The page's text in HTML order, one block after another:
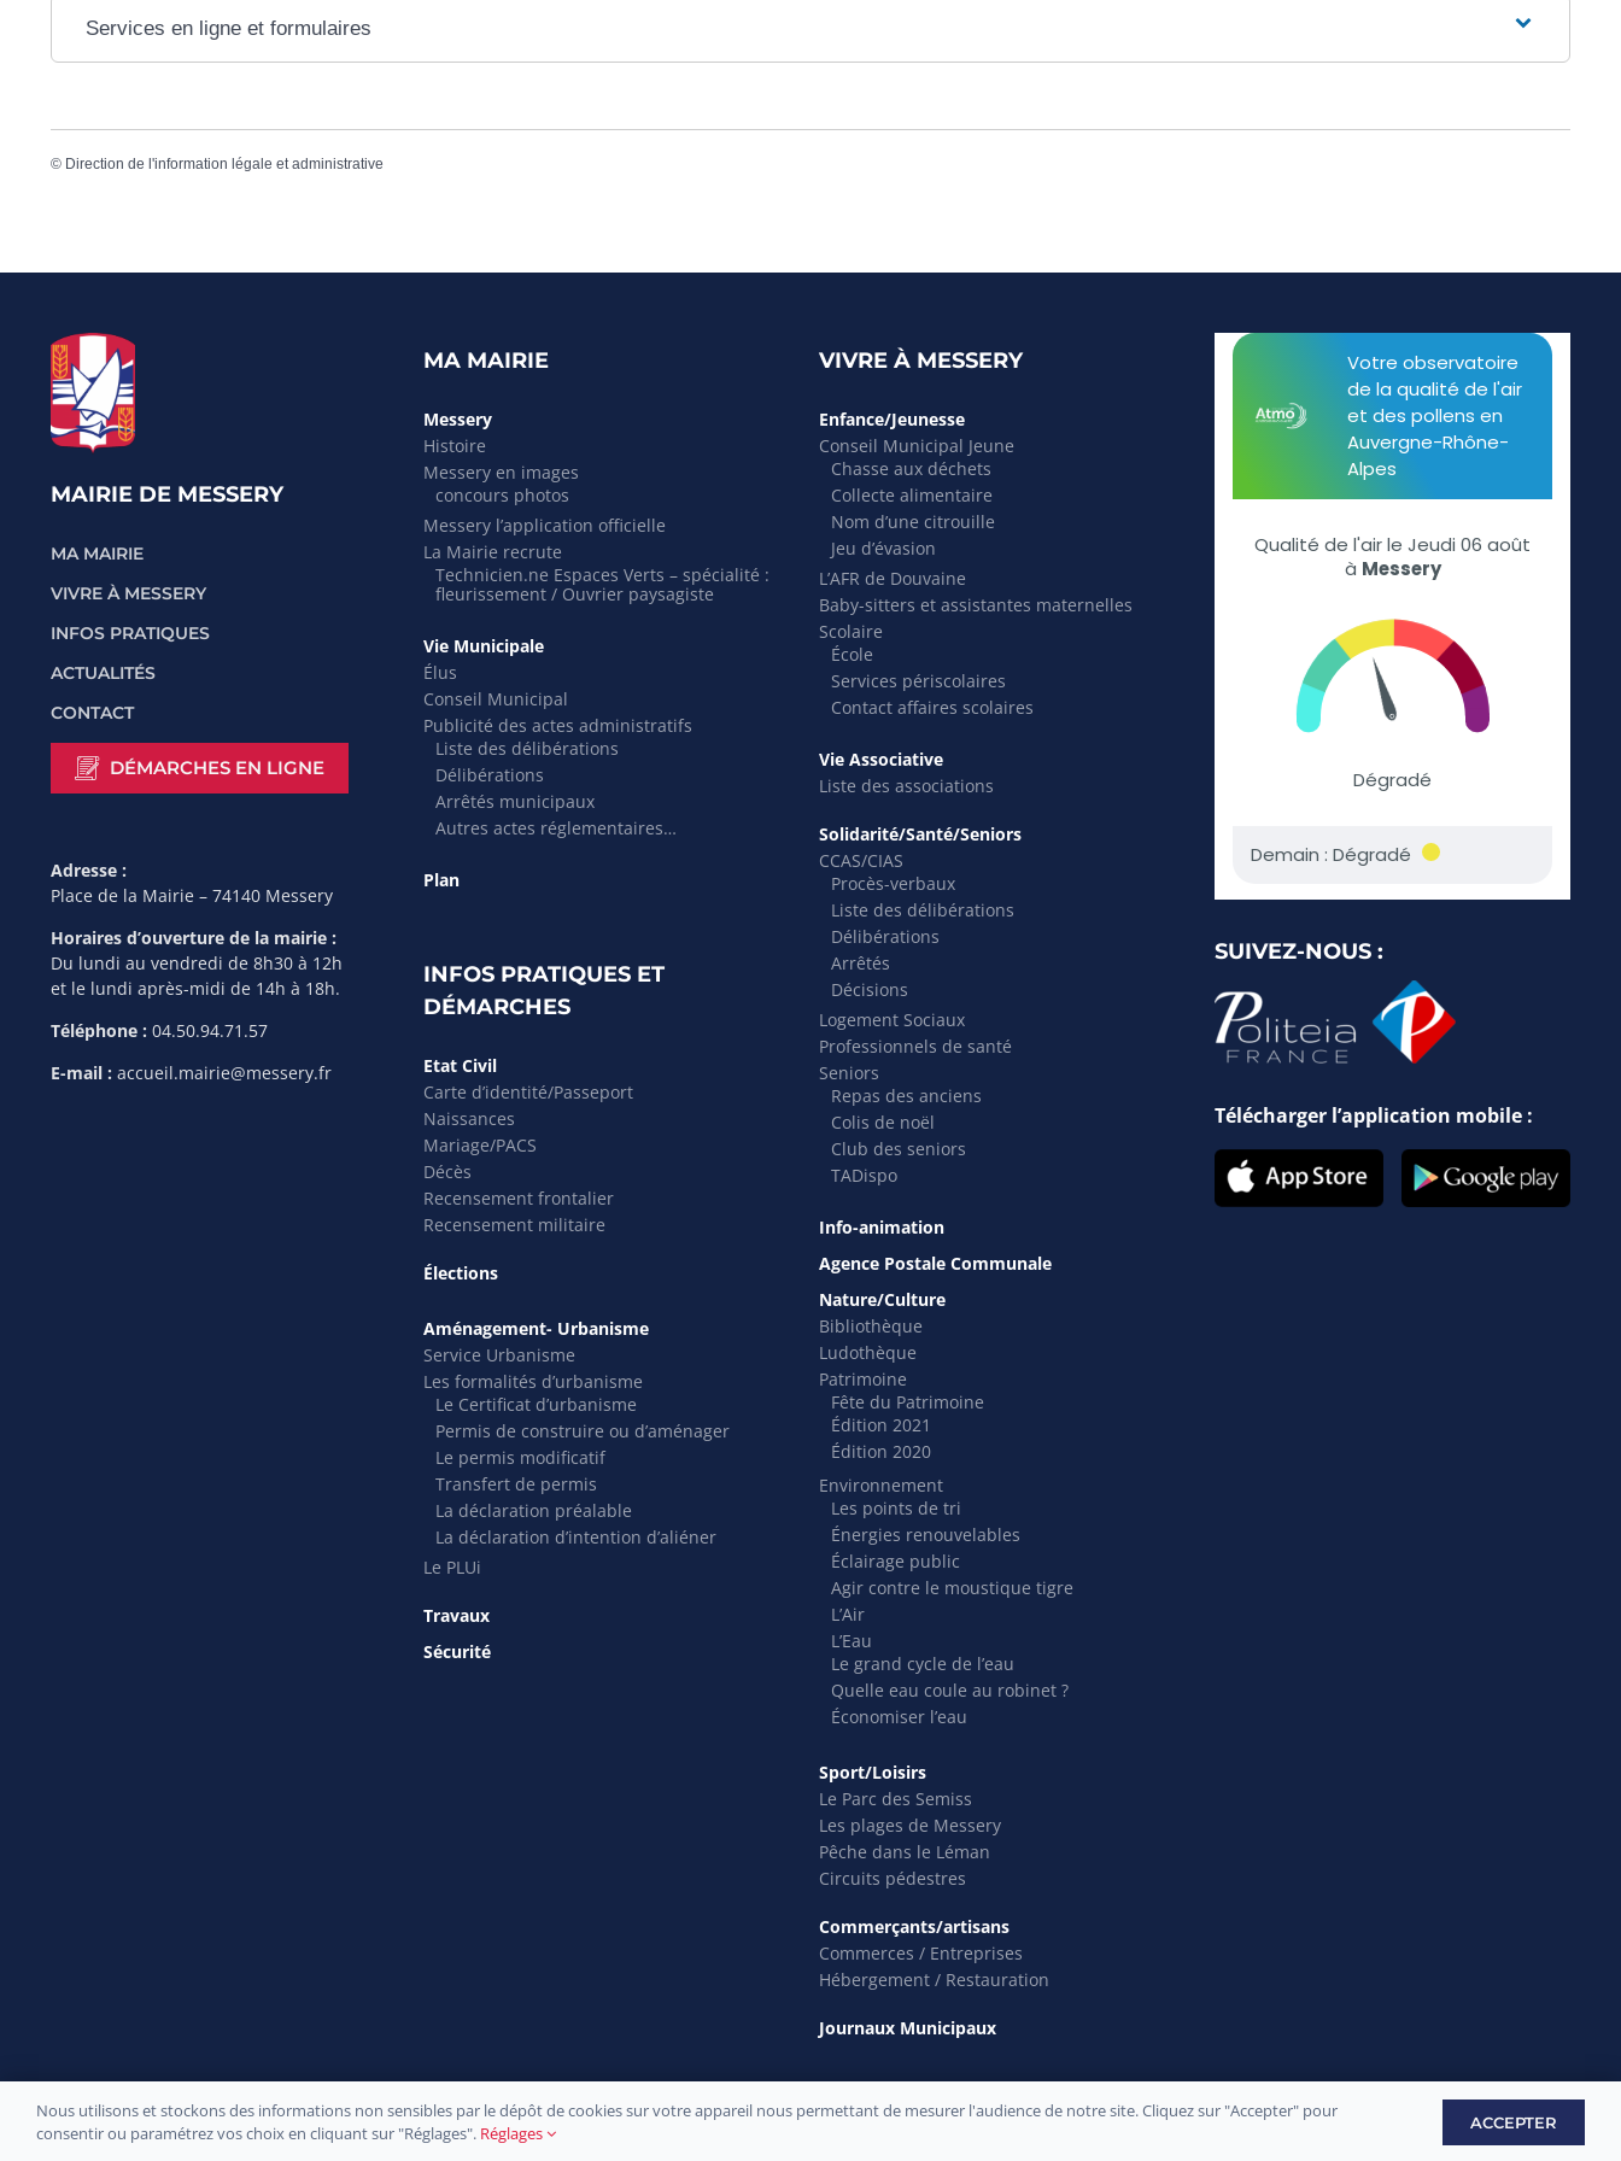
Services en ligne et formulaires
© Direction de l'information légale et administrative
MAIRIE DE MESSERY
MA MAIRIE
VIVRE À MESSERY
INFOS PRATIQUES
ACTUALITÉS
CONTACT
DÉMARCHES EN LIGNE
Adresse :
Place de la Mairie – 74140 Messery
Horaires d’ouverture de la mairie :
Du lundi au vendredi de 8h30 à 12h
et le lundi après-midi de 14h à 18h.
Téléphone : 04.50.94.71.57
E-mail : accueil.mairie@messery.fr
MA MAIRIE
Messery
Histoire
Messery en images
concours photos
Messery l’application officielle
La Mairie recrute
Technicien.ne Espaces Verts – spécialité :
fleurissement / Ouvrier paysagiste
Vie Municipale
Élus
Conseil Municipal
Publicité des actes administratifs
Liste des délibérations
Délibérations
Arrêtés municipaux
Autres actes réglementaires…
Plan
INFOS PRATIQUES ET
DÉMARCHES
Etat Civil
Carte d’identité/Passeport
Naissances
Mariage/PACS
Décès
Recensement frontalier
Recensement militaire
Élections
Aménagement- Urbanisme
Service Urbanisme
Les formalités d’urbanisme
Le Certificat d’urbanisme
Permis de construire ou d’aménager
Le permis modificatif
Transfert de permis
La déclaration préalable
La déclaration d’intention d’aliéner
Le PLUi
Travaux
Sécurité
VIVRE À MESSERY
Enfance/Jeunesse
Conseil Municipal Jeune
Chasse aux déchets
Collecte alimentaire
Nom d’une citrouille
Jeu d’évasion
L’AFR de Douvaine
Baby-sitters et assistantes maternelles
Scolaire
École
Services périscolaires
Contact affaires scolaires
Vie Associative
Liste des associations
Solidarité/Santé/Seniors
CCAS/CIAS
Procès-verbaux
Liste des délibérations
Délibérations
Arrêtés
Décisions
Logement Sociaux
Professionnels de santé
Seniors
Repas des anciens
Colis de noël
Club des seniors
TADispo
Info-animation
Agence Postale Communale
Nature/Culture
Bibliothèque
Ludothèque
Patrimoine
Fête du Patrimoine
Édition 2021
Édition 2020
Environnement
Les points de tri
Énergies renouvelables
Éclairage public
Agir contre le moustique tigre
L’Air
L’Eau
Le grand cycle de l’eau
Quelle eau coule au robinet ?
Économiser l’eau
Sport/Loisirs
Le Parc des Semiss
Les plages de Messery
Pêche dans le Léman
Circuits pédestres
Commerçants/artisans
Commerces / Entreprises
Hébergement / Restauration
Journaux Municipaux
SUIVEZ-NOUS :
Télécharger l’application mobile :
Site officiel de la commune de Messery © 2021 –Mentions légales– Confidentialité– Développement parSply Prod
Nous utilisons et stockons des informations non sensibles par le dépôt de cookies sur votre appareil nous permettant de mesurer l'audience de notre site. Cliquez sur "Accepter" pour
consentir ou paramétrez vos choix en cliquant sur "Réglages". Réglages ACCEPTER